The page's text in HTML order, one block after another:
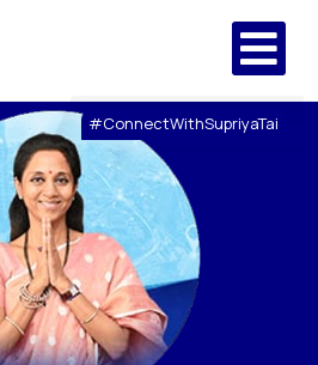
#ConnectWithSupriyaTai